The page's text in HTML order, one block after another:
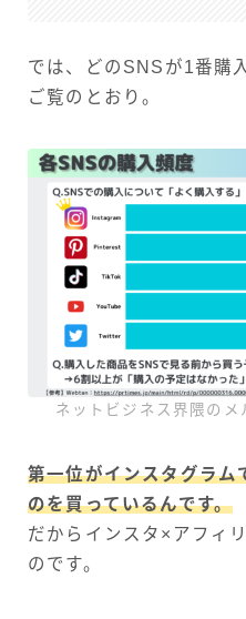
では、どのSNSが1番購
ご覧のとおり。
ネットビジネス界隈の
第一位がインスタグラム
のを買っているんです。
だからインスタ×アフィ
のです。